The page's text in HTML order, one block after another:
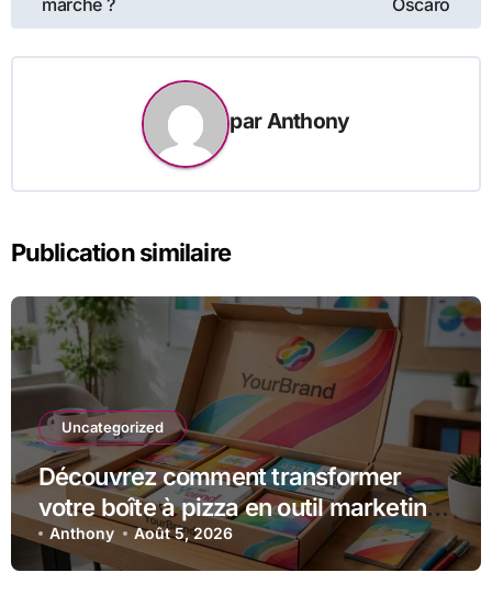
l’article
parAnthony
Publication similaire
Uncategorized
Découvrez comment transformer
votre boîte à pizza en outil marketing
unique
Anthony Août 5, 2026